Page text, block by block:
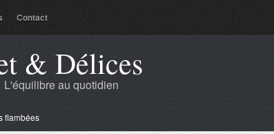
Contact
& Délices
L'équilibre au quotidien
flambées